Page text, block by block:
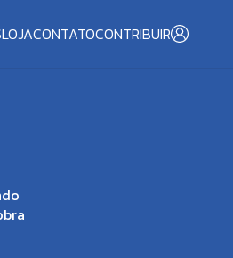
LOJACONTATOCONTRIBUIR